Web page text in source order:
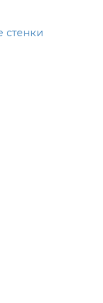
стенки